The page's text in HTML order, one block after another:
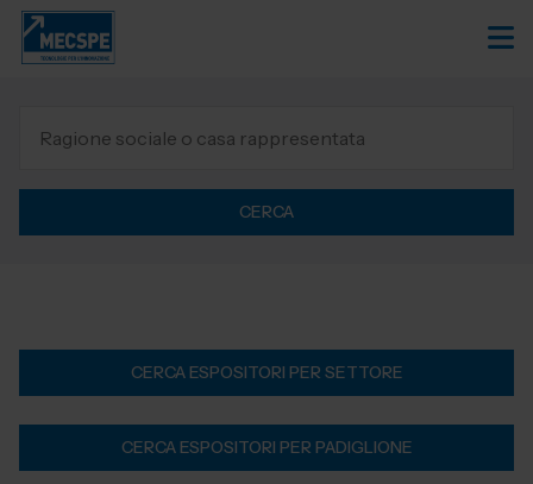
CERCA
CERCA ESPOSITORI PER SETTORE
CERCA ESPOSITORI PER PADIGLIONE